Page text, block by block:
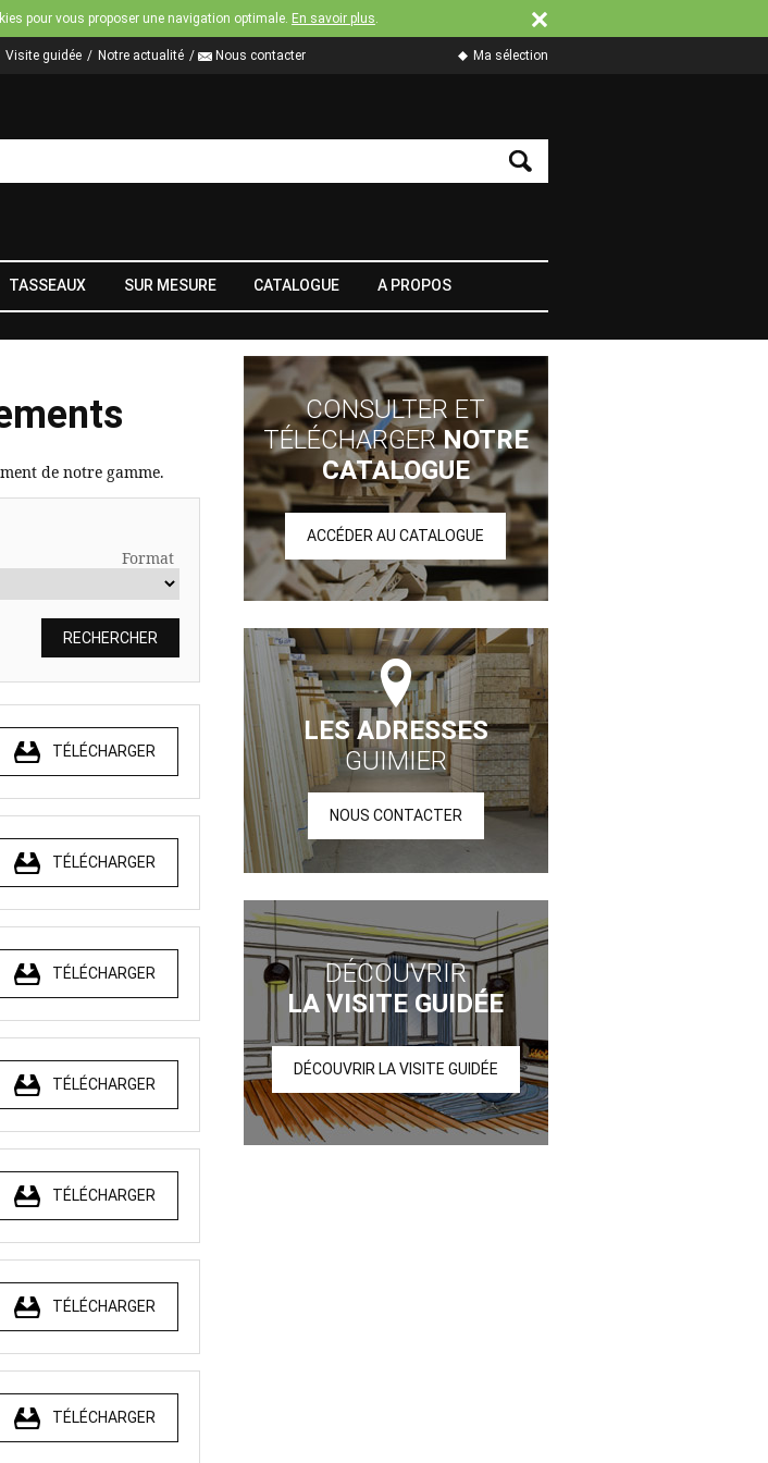
to navigation
pour vous proposer une navigation optimale. En savoir plus.
Visite guidée Notre actualité Nous contacter Ma sélection
TASSEAUX SUR MESURE CATALOGUE A PROPOS
de notre gamme.
Format
TÉLÉCHARGER
TÉLÉCHARGER
TÉLÉCHARGER
TÉLÉCHARGER
TÉLÉCHARGER
TÉLÉCHARGER
TÉLÉCHARGER
CONSULTER ET
TÉLÉCHARGERNOTRE
CATALOGUE
ACCÉDER AU CATALOGUE
LES ADRESSES
GUIMIER
NOUS CONTACTER
DÉCOUVRIR
LA VISITE GUIDÉE
DÉCOUVRIR LA VISITE GUIDÉE